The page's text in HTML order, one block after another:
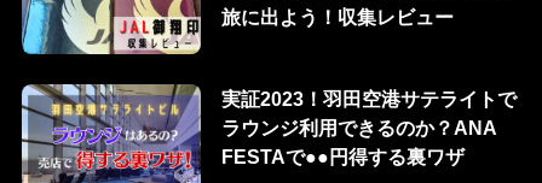
旅に出よう！収集レビュー
実証2023！羽田空港サテライトで
ラウンジ利用できるのか？ANA
FESTAで●●円得する裏ワザ